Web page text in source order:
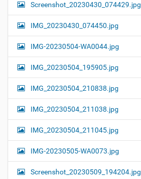
Screenshot_20230430_074429.jpg
IMG_20230430_074450.jpg
IMG-20230504-WA0044.jpg
IMG_20230504_195905.jpg
IMG_20230504_210838.jpg
IMG_20230504_211038.jpg
IMG_20230504_211045.jpg
IMG-20230505-WA0073.jpg
Screenshot_20230509_194204.jpg